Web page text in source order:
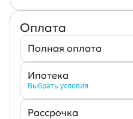
Оплата
Полная оплата
Ипотека
Выбрать условия
Рассрочка